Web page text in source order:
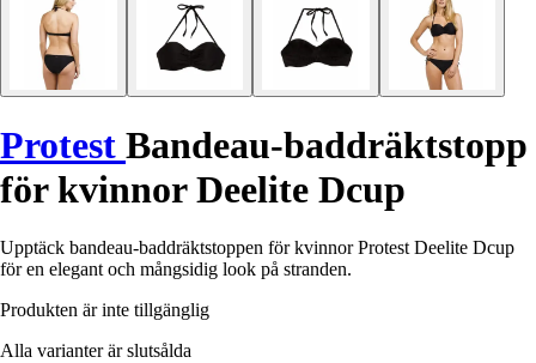
Protest Bandeau-baddräktstopp
för kvinnor Deelite Dcup
Upptäck bandeau-baddräktstoppen för kvinnor Protest Deelite Dcup
för en elegant och mångsidig look på stranden.
Produkten är inte tillgänglig
Alla varianter är slutsålda